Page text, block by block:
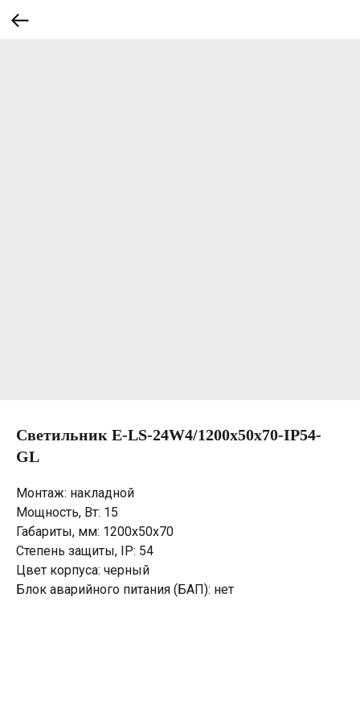
Светильник E-LS-24W4/1200х50х70-IP54-
GL
Монтаж: накладной
Мощность, Вт: 15
Габариты, мм: 1200х50х70
Степень защиты, IP: 54
Цвет корпуса: черный
Блок аварийного питания (БАП): нет